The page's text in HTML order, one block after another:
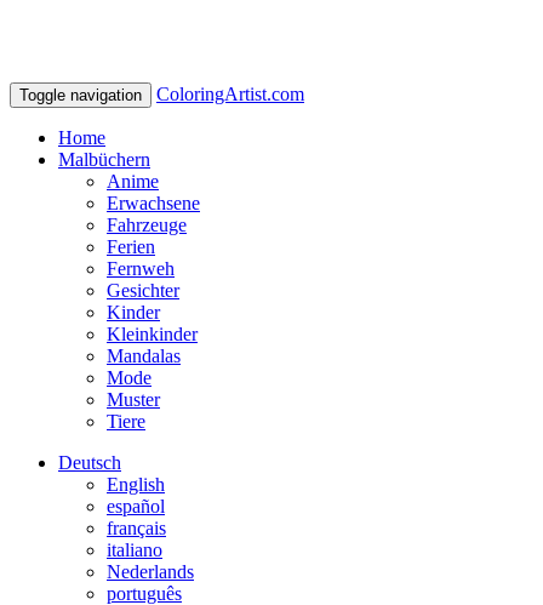
Toggle navigation ColoringArtist.com
Home
Malbüchern
Anime
Erwachsene
Fahrzeuge
Ferien
Fernweh
Gesichter
Kinder
Kleinkinder
Mandalas
Mode
Muster
Tiere
Deutsch
English
español
français
italiano
Nederlands
português